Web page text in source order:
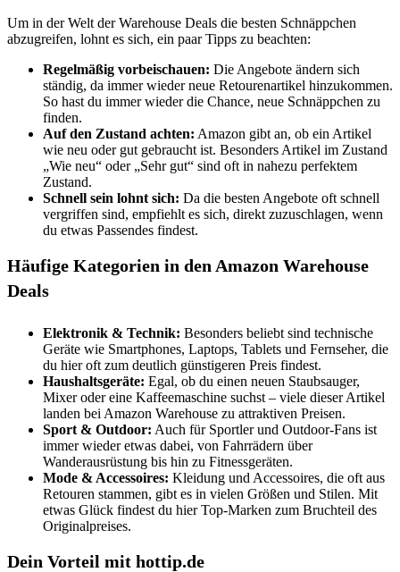
Um in der Welt der Warehouse Deals die besten Schnäppchen
abzugreifen, lohnt es sich, ein paar Tipps zu beachten:
Regelmäßig vorbeischauen: Die Angebote ändern sich
ständig, da immer wieder neue Retourenartikel hinzukommen.
So hast du immer wieder die Chance, neue Schnäppchen zu
finden.
Auf den Zustand achten: Amazon gibt an, ob ein Artikel
wie neu oder gut gebraucht ist. Besonders Artikel im Zustand
„Wie neu“ oder „Sehr gut“ sind oft in nahezu perfektem
Zustand.
Schnell sein lohnt sich: Da die besten Angebote oft schnell
vergriffen sind, empfiehlt es sich, direkt zuzuschlagen, wenn
du etwas Passendes findest.
Häufige Kategorien in den Amazon Warehouse
Deals
Elektronik & Technik: Besonders beliebt sind technische
Geräte wie Smartphones, Laptops, Tablets und Fernseher, die
du hier oft zum deutlich günstigeren Preis findest.
Haushaltsgeräte: Egal, ob du einen neuen Staubsauger,
Mixer oder eine Kaffeemaschine suchst – viele dieser Artikel
landen bei Amazon Warehouse zu attraktiven Preisen.
Sport & Outdoor: Auch für Sportler und Outdoor-Fans ist
immer wieder etwas dabei, von Fahrrädern über
Wanderausrüstung bis hin zu Fitnessgeräten.
Mode & Accessoires: Kleidung und Accessoires, die oft aus
Retouren stammen, gibt es in vielen Größen und Stilen. Mit
etwas Glück findest du hier Top-Marken zum Bruchteil des
Originalpreises.
Dein Vorteil mit hottip.de